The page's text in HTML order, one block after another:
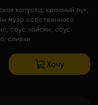
капуста, красный лук,
муэр собственного
соус хайсин, соус
сливки
Хочу